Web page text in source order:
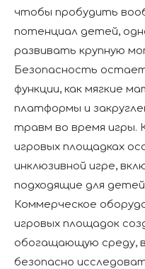
чтобы пробудить
потенциал детей,
развивать крупную
Безопасность
функции, как мягкие
платформы и
травм во время игры.
игровых площадках
инклюзивной игре,
подходящие для
Коммерческое
игровых площадок
обогащающую среду,
безопасно